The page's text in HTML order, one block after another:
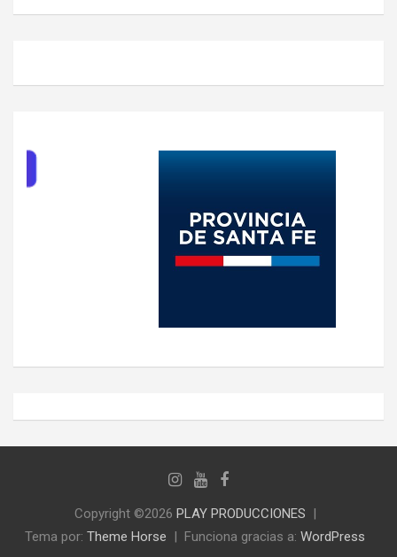
Copyright ©2026 PLAY PRODUCCIONES
Tema por: Theme Horse Funciona gracias a: WordPress